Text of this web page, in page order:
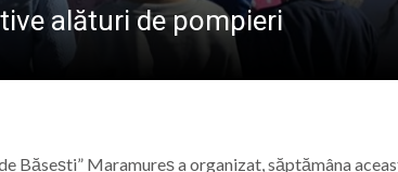
alături de pompieri
Băsești” Maramureș a organizat, săptămâna